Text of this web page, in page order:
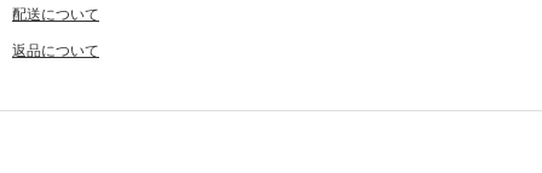
配送について
返品について